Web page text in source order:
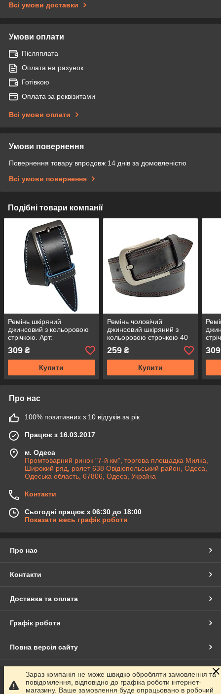
Всі умови доставки
Умови оплати
Післяплата
Оплата на рахунок
Готівкою
Оплата за реквізитами
Всі умови оплати
Умови повернення
Повернення товару впродовж 14 днів за домовленістю
Всі умови повернення
Подібні товари компанії
Ремінь шкіряний
джинсовий з кольоровою
стрічкою. Арт:
RMJKGD0003-40
309 ₴
Купити
Ремінь чоловічий
джинсовий шкіряний з
кольоровою строчкою 40
мм - купити оптом в Одесі
259₴
Купити
309
Про нас
100% позитивних з 10 відгуків за рік
Працює з 16.03.2017
м. Одеса
Промтоварний ринок "7-й км", торгова площадка Милка,
Широкий ряд, ролет 638 Овідіопольський район, Одеса,
Одеська область, 67806, Одеса, Україна
Контакти
Сьогодні працює з 06:30 до 18:00
Показати весь графік роботи
Про нас
Контакти
Доставка та оплата
Графік роботи
Повна версія сайту
Сайт створено на маркетплейсіProm.ua
Зараз компанія не може швидко обробляти замовлення та
повідомлення, відповідно до графіка роботи інтернет-
магазину. Ваше замовлення буде опрацьовано в робочий